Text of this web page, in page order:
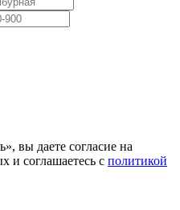
, вы даете согласие на
и соглашаетесь с политикой